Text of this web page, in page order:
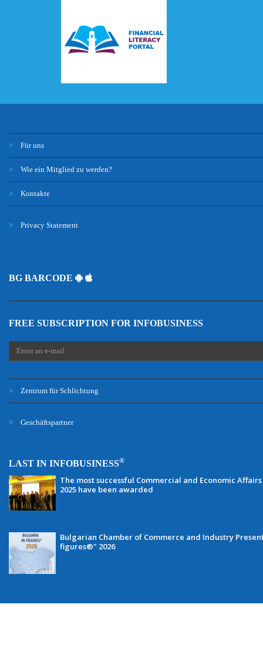
Für uns
Wie ein Mitglied zu werden?
Kontakte
Privacy Statement
BG BARCODE
FREE SUBSCRIPTION FOR INFOBUSINESS
Zentrum für Schlichtung
Geschäftspartner
LAST IN INFOBUSINESS®
The most successful Commercial and Economic
2025 have been awarded
Bulgarian Chamber of Commerce and Industry
figures®" 2026